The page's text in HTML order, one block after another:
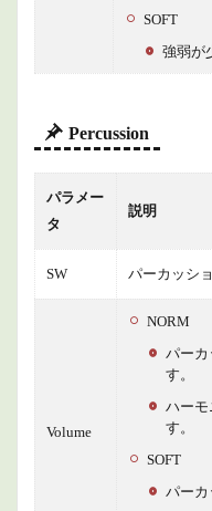
SOFT
強弱が
Percussion
パラメー
タ
説明
SW パーカッシ
Volume
NORM
パーカ
す。
ハーモ
す。
SOFT
パーカ